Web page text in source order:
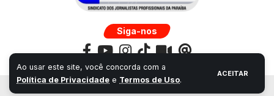
Ao usar este site, você concorda com a
Política de Privacidade e Termos de Uso.
ACEITAR
Siga-nos
Desenvolvido por:Universo Next